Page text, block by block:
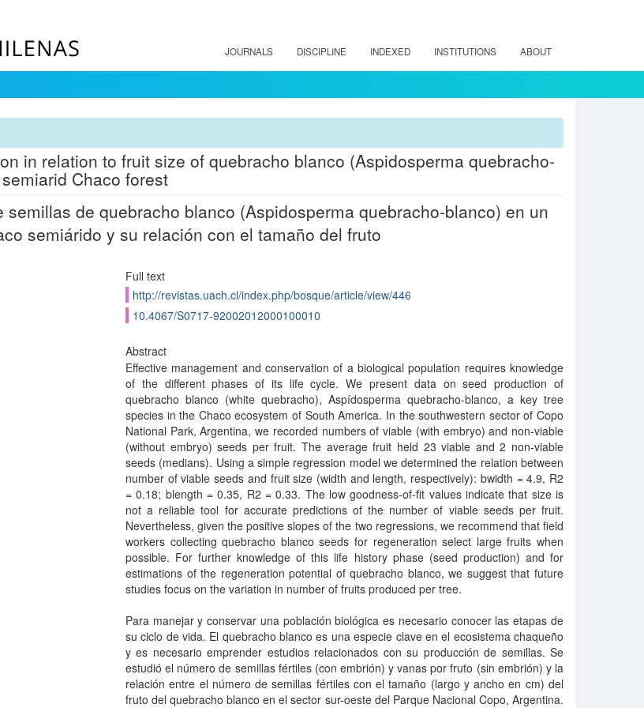
JOURNALS DISCIPLINE INDEXED INSTITUTIONS ABOUT
in relation to fruit size of quebracho blanco (Aspidosperma quebracho-
Chaco forest
semillas de quebracho blanco (Aspidosperma quebracho-blanco) en un
semiárido y su relación con el tamaño del fruto
Full text
http://revistas.uach.cl/index.php/bosque/article/view/446
10.4067/S0717-92002012000100010
Abstract
Effective management and conservation of a biological population requires knowledge
of the different phases of its life cycle. We present data on seed production of
quebracho blanco (white quebracho), Aspídosperma quebracho-blanco, a key tree
species in the Chaco ecosystem of South America. In the southwestern sector of Copo
National Park, Argentina, we recorded numbers of viable (with embryo) and non-viable
(without embryo) seeds per fruit. The average fruit held 23 viable and 2 non-viable
seeds (medians). Using a simple regression model we determined the relation between
number of viable seeds and fruit size (width and length, respectively): bwidth = 4.9, R2
= 0.18; blength = 0.35, R2 = 0.33. The low goodness-of-fit values indicate that size is
not a reliable tool for accurate predictions of the number of viable seeds per fruit.
Nevertheless, given the positive slopes of the two regressions, we recommend that field
workers collecting quebracho blanco seeds for regeneration select large fruits when
possible. For further knowledge of this life history phase (seed production) and for
estimations of the regeneration potential of quebracho blanco, we suggest that future
studies focus on the variation in number of fruits produced per tree.
Para manejar y conservar una población biológica es necesario conocer las etapas de
su ciclo de vida. El quebracho blanco es una especie clave en el ecosistema chaqueño
y es necesario emprender estudios relacionados con su producción de semillas. Se
estudió el número de semillas fértiles (con embrión) y vanas por fruto (sin embrión) y la
relación entre el número de semillas fértiles con el tamaño (largo y ancho en cm) del
fruto del quebracho blanco en el sector sur-oeste del Parque Nacional Copo, Argentina.